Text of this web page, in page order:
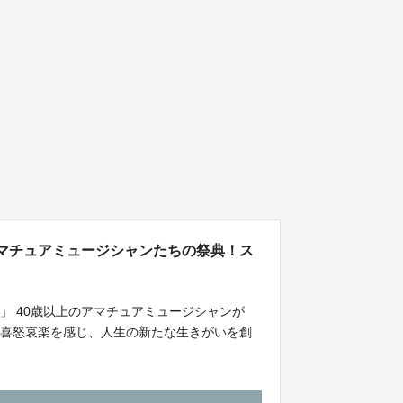
チュアミュージシャンたちの祭典！ス
40歳以上のアマチュアミュージシャンが
怒哀楽を感じ、人生の新たな生きがいを創